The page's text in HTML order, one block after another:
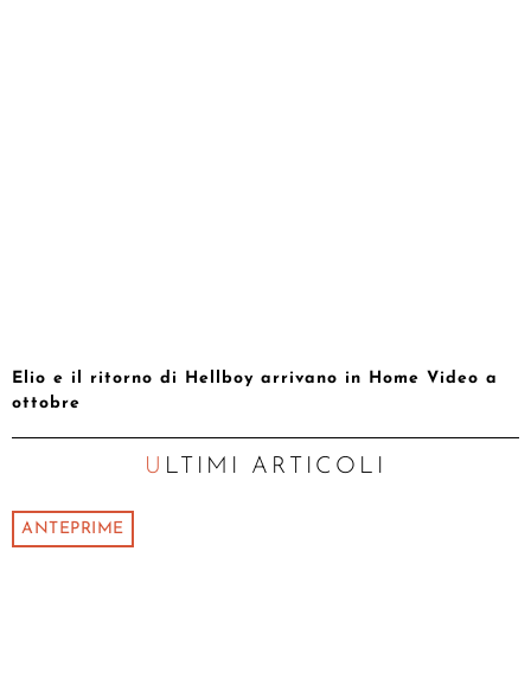
Elio e il ritorno di Hellboy arrivano in Home Video a
ottobre
ULTIMI ARTICOLI
ANTEPRIME